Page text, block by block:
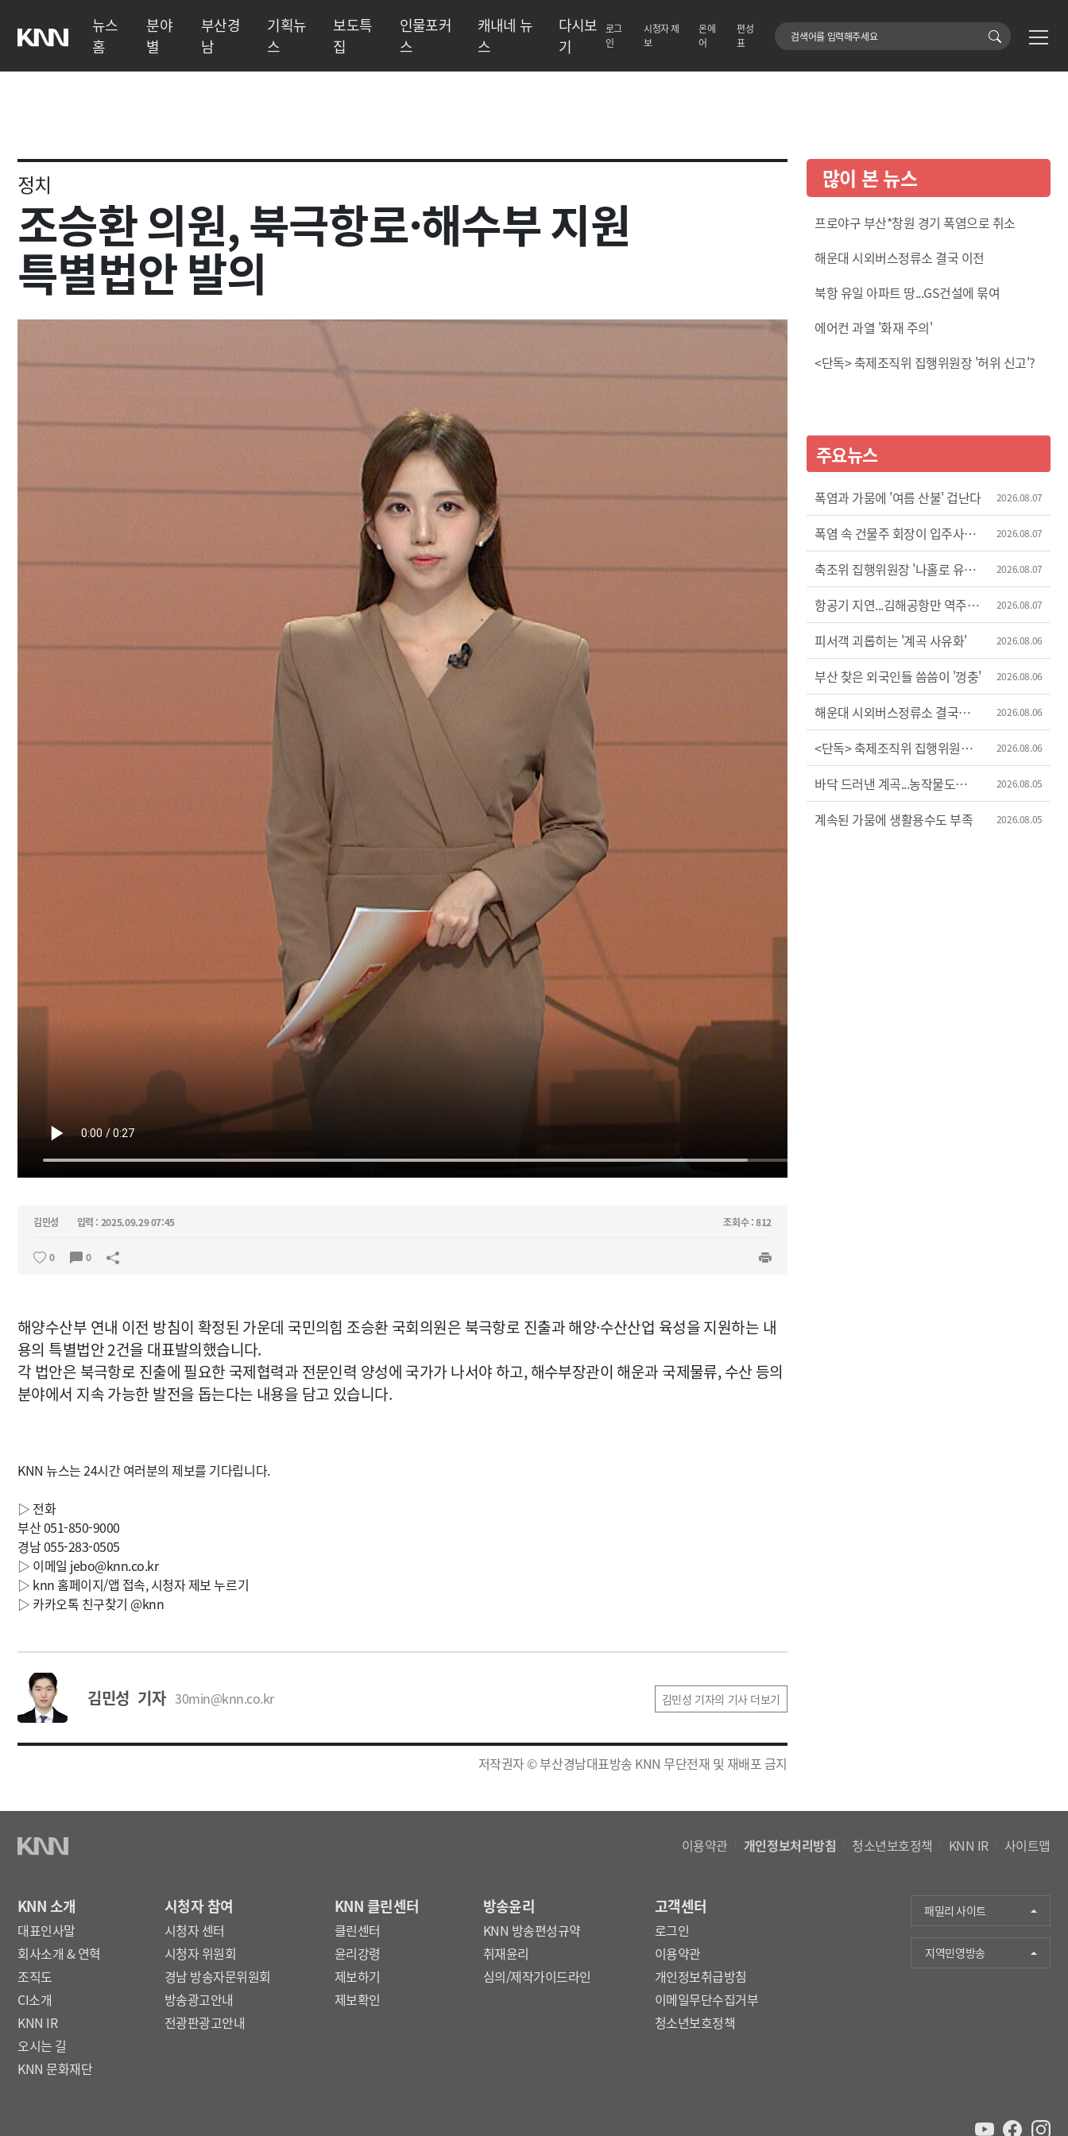
뉴스
홈
분야
별
부산경
남
기획뉴
스
보도특
집
인물포커
스
캐내네 뉴
스
다시보
기
로그
인
시청자 제
보
온에
어
편성
표
검색어
정치
조승환 의원, 북극항로·해수부 지원
특별법안 발의
김민성 입력 : 2025.09.29 07:45 조회수 : 812
0 0
해양수산부 연내 이전 방침이 확정된 가운데 국민의힘 조승환 국회의원은 북극항로 진출과 해양·수산산업 육성을 지원하는 내
용의 특별법안 2건을 대표발의했습니다.
각 법안은 북극항로 진출에 필요한 국제협력과 전문인력 양성에 국가가 나서야 하고, 해수부장관이 해운과 국제물류, 수산 등의
분야에서 지속 가능한 발전을 돕는다는 내용을 담고 있습니다.
KNN 뉴스는 24시간 여러분의 제보를 기다립니다.
▷ 전화
부산 051-850-9000
경남 055-283-0505
▷ 이메일 jebo@knn.co.kr
▷ knn 홈페이지/앱 접속, 시청자 제보 누르기
▷ 카카오톡 친구찾기 @knn
김민성 기자 30min@knn.co.kr 김민성 기자의 기사 더보기
저작권자 © 부산경남대표방송 KNN 무단전재 및 재배포 금지
많이 본 뉴스
프로야구 부산*창원 경기 폭염으로 취소
해운대 시외버스정류소 결국 이전
북항 유일 아파트 땅...GS건설에 묶여
에어컨 과열 '화재 주의'
<단독> 축제조직위 집행위원장 '허위 신고'?
주요뉴스
폭염과 가뭄에 '여름 산불' 겁난다 2026.08.07
폭염 속 건물주 회장이 입주사
에어컨 차단
2026.08.07
축조위 집행위원장 '나홀로 유럽
출장'
2026.08.07
항공기 지연...김해공항만 역주행
증가세
2026.08.07
피서객 괴롭히는 '계곡 사유화' 2026.08.06
부산 찾은 외국인들 씀씀이 '껑충' 2026.08.06
해운대 시외버스정류소 결국
이전
2026.08.06
<단독> 축제조직위 집행위원장
'허위 신고'?
2026.08.06
바닥 드러낸 계곡...농작물도
'시들'
2026.08.05
계속된 가뭄에 생활용수도 부족 2026.08.05
이용약관 개인정보처리방침 청소년보호정책 KNN IR 사이트맵
KNN 소개
대표인사말
회사소개 & 연혁
조직도
CI소개
KNN IR
오시는 길
KNN 문화재단
시청자 참여
시청자 센터
시청자 위원회
경남 방송자문위원회
방송광고안내
전광판광고안내
KNN 클린센터
클린센터
윤리강령
제보하기
제보확인
방송윤리
KNN 방송편성규약
취재윤리
심의/제작가이드라인
고객센터
로그인
이용약관
개인정보취급방침
이메일무단수집거부
청소년보호정책
패밀리 사이트
지역민영방송